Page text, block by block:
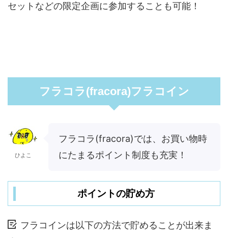
セットなどの限定企画に参加することも可能！
フラコラ(fracora)フラコイン
ひよこ
フラコラ(fracora)では、お買い物時
にたまるポイント制度も充実！
ポイントの貯め方
フラコインは以下の方法で貯めることが出来ま